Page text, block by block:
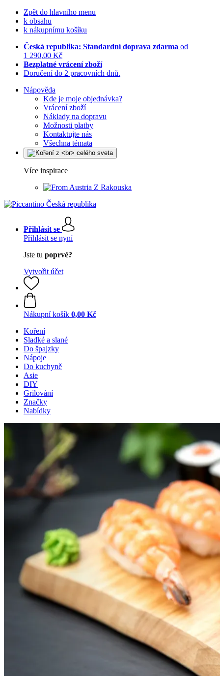
Zpět do hlavního menu
k obsahu
k nákupnímu košíku
Česká republika: Standardní doprava zdarma od
1 290,00 Kč
Bezplatné vrácení zboží
Doručení do 2 pracovních dnů.
Nápověda
Kde je moje objednávka?
Vrácení zboží
Náklady na dopravu
Možnosti platby
Kontaktujte nás
Všechna témata
Více inspirace
Z Rakouska
Přihlásit se
Přihlásit se nyní
Jste tu poprvé?
Vytvořit účet
Nákupní košík 0,00 Kč
Koření
Sladké a slané
Do špajzky
Nápoje
Do kuchyně
Asie
DIY
Grilování
Značky
Nabídky